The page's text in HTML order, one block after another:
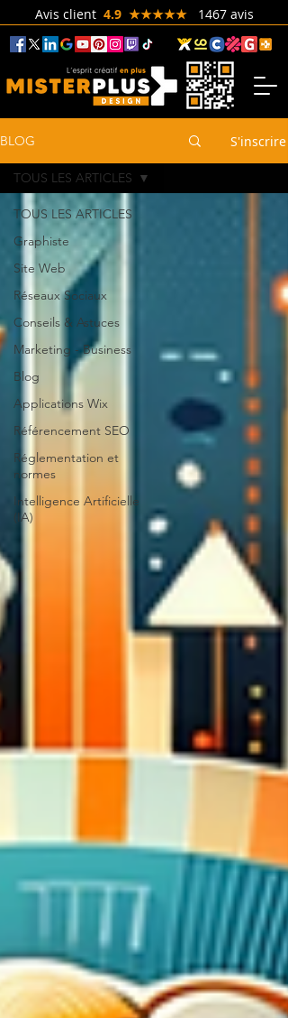
Avis client 4.9 ★★★★★ 1467 avis
BLOG S'inscrire
TOUS LES ARTICLES
Graphiste
Site Web
Réseaux Sociaux
Conseils & Astuces
Marketing - Business
Blog
Applications Wix
Référencement SEO
Réglementation et
normes
Intelligence Artificielle
(IA)
TOUS LES ARTICLES